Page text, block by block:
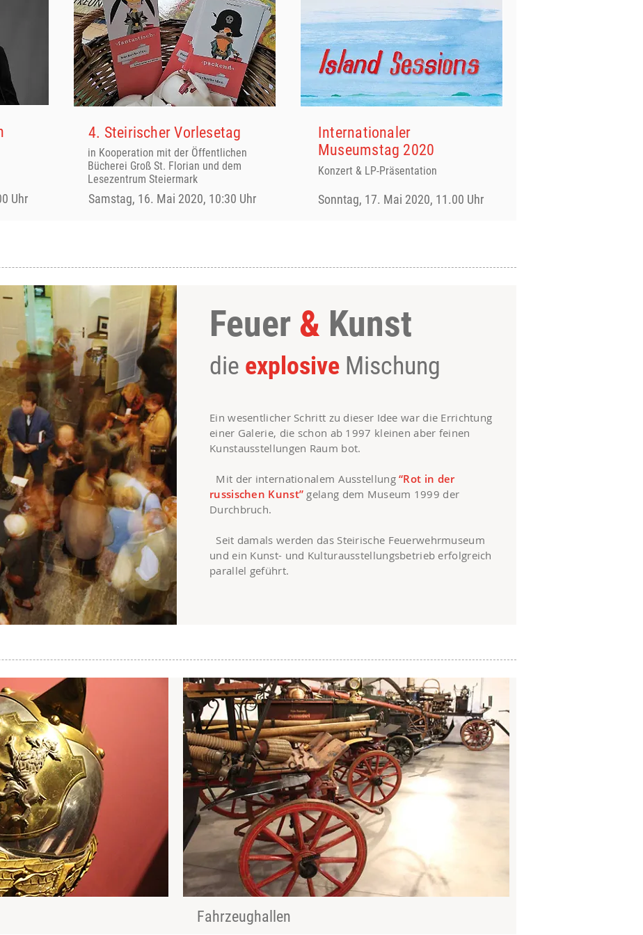
Uhr
in Kooperation mit der Öffentlichen
Bücherei Groß St. Florian und dem
Lesezentrum Steiermark
Samstag, 16. Mai 2020, 10:30 Uhr
4. Steirischer Vorlesetag
Internationaler
Museumstag 2020
Konzert & LP-Präsentation
Sonntag, 17. Mai 2020, 11.00 Uhr
Feuer & Kunst
die explosive Mischung
Ein wesentlicher Schritt zu dieser Idee war die Errichtung
einer Galerie, die schon ab 1997 kleinen aber feinen
Kunstausstellungen Raum bot.
Mit der internationalem Ausstellung“Rot in der
russischen Kunst” gelang dem Museum 1999 der
Durchbruch.
Seit damals werden das Steirische Feuerwehrmuseum
und ein Kunst- und Kulturausstellungsbetrieb erfolgreich
parallel geführt.
Fahrzeughallen